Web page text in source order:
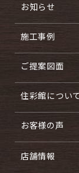
お知らせ
施工事例
ご提案図面
住彩館について
お客様の声
店舗情報